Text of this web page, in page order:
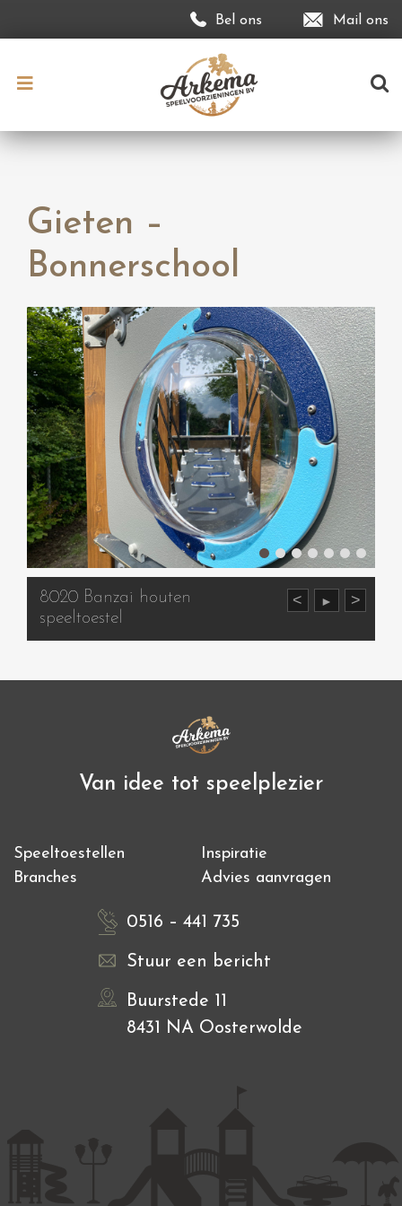
Bel ons Mail ons
Gieten –
Bonnerschool
< ► >
8020 Banzai houten
speeltoestel
Van idee tot speelplezier
Speeltoestellen
Inspiratie
Branches
Advies aanvragen
0516 – 441 735
Stuur een bericht
Buurstede 11
8431 NA Oosterwolde